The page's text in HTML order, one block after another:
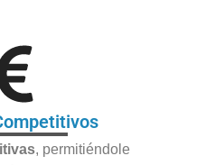
, permitiéndole